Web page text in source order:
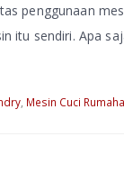
penggunaan
itu sendiri. Apa
Mesin Cuci